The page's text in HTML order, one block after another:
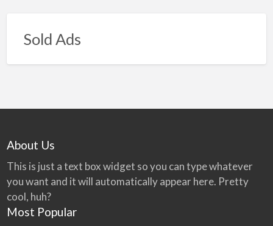
Sold Ads
About Us
This is just a text box widget so you can type whatever
you want and it will automatically appear here. Pretty
cool, huh?
Most Popular